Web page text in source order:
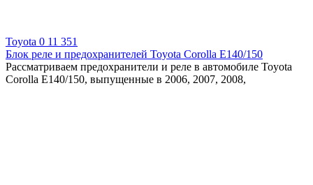
Toyota 0 11 351
Блок реле и предохранителей Toyota Corolla E140/150
Рассматриваем предохранители и реле в автомобиле Toyota
Corolla E140/150, выпущенные в 2006, 2007, 2008,